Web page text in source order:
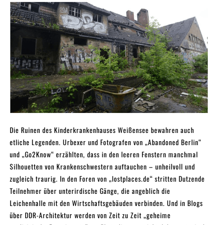
Die Ruinen des Kinderkrankenhauses Weißensee bewahren auch
etliche Legenden. Urbexer und Fotografen von „Abandoned Berlin“
und „Go2Know“ erzählten, dass in den leeren Fenstern manchmal
Silhouetten von Krankenschwestern auftauchen – unheilvoll und
zugleich traurig. In den Foren von „lostplaces.de“ stritten Dutzende
Teilnehmer über unterirdische Gänge, die angeblich die
Leichenhalle mit den Wirtschaftsgebäuden verbinden. Und in Blogs
über DDR-Architektur werden von Zeit zu Zeit „geheime